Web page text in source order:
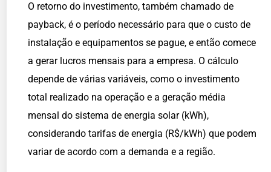
O retorno do investimento, também chamado de
payback, é o período necessário para que o custo de
instalação e equipamentos se pague, e então comece
a gerar lucros mensais para a empresa. O cálculo
depende de várias variáveis, como o investimento
total realizado na operação e a geração média
mensal do sistema de energia solar (kWh),
considerando tarifas de energia (R$/kWh) que podem
variar de acordo com a demanda e a região.